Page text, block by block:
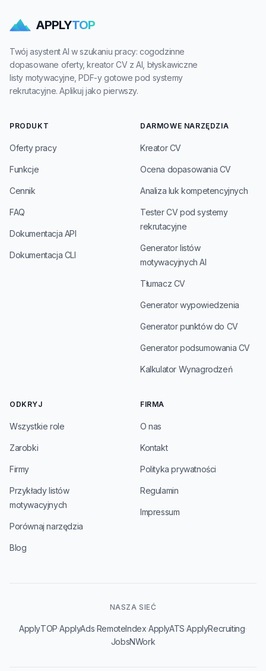
APPLYTOP
Twój asystent AI w szukaniu pracy: cogodzinne
dopasowane oferty, kreator CV z AI, błyskawiczne
listy motywacyjne, PDF-y gotowe pod systemy
rekrutacyjne. Aplikuj jako pierwszy.
PRODUKT
Oferty pracy
Funkcje
Cennik
FAQ
Dokumentacja API
Dokumentacja CLI
DARMOWE NARZĘDZIA
Kreator CV
Ocena dopasowania CV
Analiza luk kompetencyjnych
Tester CV pod systemy
rekrutacyjne
Generator listów
motywacyjnych AI
Tłumacz CV
Generator wypowiedzenia
Generator punktów do CV
Generator podsumowania CV
Kalkulator Wynagrodzeń
ODKRYJ
Wszystkie role
Zarobki
Firmy
Przykłady listów
motywacyjnych
Porównaj narzędzia
Blog
FIRMA
O nas
Kontakt
Polityka prywatności
Regulamin
Impressum
NASZA SIEĆ
ApplyTOP·ApplyAds·RemoteIndex·ApplyATS·ApplyRecruiting·
JobsNWork